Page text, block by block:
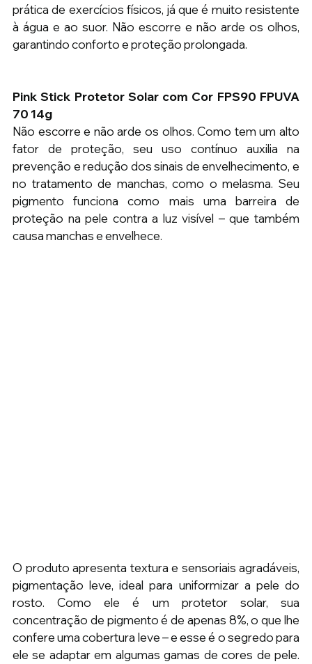
prática de exercícios físicos, já que é muito resistente
à água e ao suor. Não escorre e não arde os olhos,
garantindo conforto e proteção prolongada.
Pink Stick Protetor Solar com Cor FPS90 FPUVA
70 14g
Não escorre e não arde os olhos. Como tem um alto
fator de proteção, seu uso contínuo auxilia na
prevenção e redução dos sinais de envelhecimento, e
no tratamento de manchas, como o melasma. Seu
pigmento funciona como mais uma barreira de
proteção na pele contra a luz visível – que também
causa manchas e envelhece.
O produto apresenta textura e sensoriais agradáveis,
pigmentação leve, ideal para uniformizar a pele do
rosto. Como ele é um protetor solar, sua
concentração de pigmento é de apenas 8%, o que lhe
confere uma cobertura leve – e esse é o segredo para
ele se adaptar em algumas gamas de cores de pele.